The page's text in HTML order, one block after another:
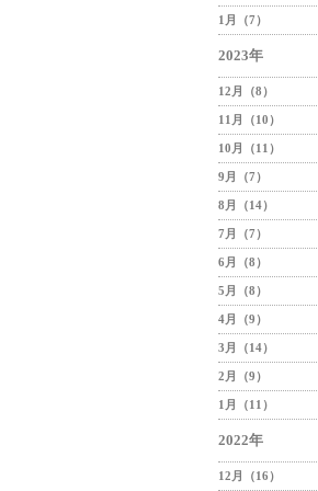
1月（7）
2023年
12月（8）
11月（10）
10月（11）
9月（7）
8月（14）
7月（7）
6月（8）
5月（8）
4月（9）
3月（14）
2月（9）
1月（11）
2022年
12月（16）